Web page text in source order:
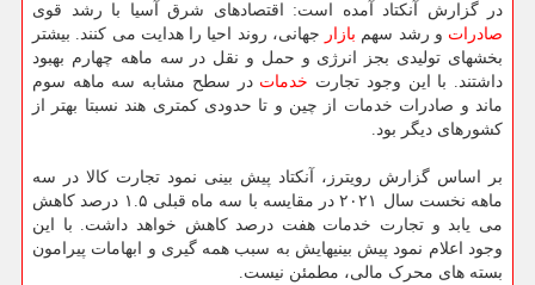
در گزارش آنکتاد آمده است: اقتصادهای شرق آسیا با رشد قوی
صادرات و رشد سهم بازار جهانی، روند احیا را هدایت می کنند. بیشتر
بخشهای تولیدی بجز انرژی و حمل و نقل در سه ماهه چهارم بهبود
داشتند. با این وجود تجارت خدمات در سطح مشابه سه ماهه سوم
ماند و صادرات خدمات از چین و تا حدودی کمتری هند نسبتا بهتر از
کشورهای دیگر بود.
بر اساس گزارش رویترز، آنکتاد پیش بینی نمود تجارت کالا در سه
ماهه نخست سال ۲۰۲۱ در مقایسه با سه ماه قبلی ۱.۵ درصد کاهش
می یابد و تجارت خدمات هفت درصد کاهش خواهد داشت. با این
وجود اعلام نمود پیش بینیهایش به سبب همه گیری و ابهامات پیرامون
بسته های محرک مالی، مطمئن نیست.